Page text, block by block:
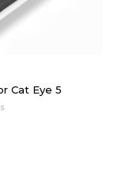
Cat Eye 5